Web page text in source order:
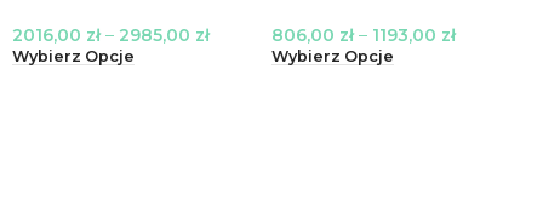
2016,00 zł– 2985,00 zł
Wybierz Opcje
806,00 zł– 1193,00 zł
Wybierz Opcje